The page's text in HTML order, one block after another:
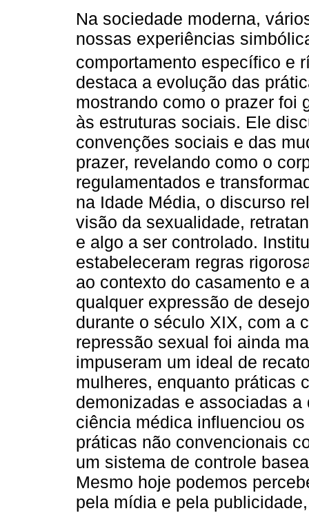
Na sociedade moderna,
nossas experiências
comportamento específico e
destaca a evolução das
mostrando como o prazer foi
às estruturas sociais. Ele
convenções sociais e das
prazer, revelando como o
regulamentados e
na Idade Média, o discurso
visão da sexualidade,
e algo a ser controlado.
estabeleceram regras
ao contexto do casamento e
qualquer expressão de
durante o século XIX, com a
repressão sexual foi ainda
impuseram um ideal de
mulheres, enquanto práticas
demonizadas e associadas
ciência médica influenciou
práticas não convencionais
um sistema de controle
Mesmo hoje podemos
pela mídia e pela